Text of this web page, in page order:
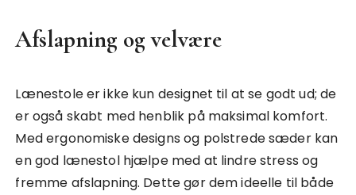
Afslapning og velvære
Lænestole er ikke kun designet til at se godt ud; de
er også skabt med henblik på maksimal komfort.
Med ergonomiske designs og polstrede sæder kan
en god lænestol hjælpe med at lindre stress og
fremme afslapning. Dette gør dem ideelle til både